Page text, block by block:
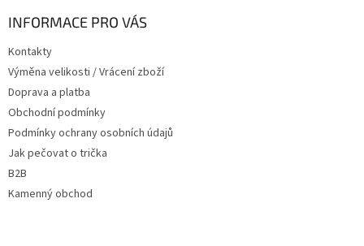
INFORMACE PRO VÁS
Kontakty
Výměna velikosti / Vrácení zboží
Doprava a platba
Obchodní podmínky
Podmínky ochrany osobních údajů
Jak pečovat o trička
B2B
Kamenný obchod